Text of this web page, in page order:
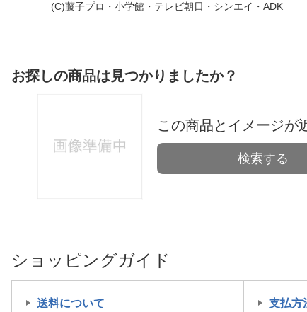
(C)藤子プロ・小学館・テレビ朝日・シンエイ・ADK
お探しの商品は見つかりましたか？
この商品とイメージが
検索する
ショッピングガイド
送料について 支払方